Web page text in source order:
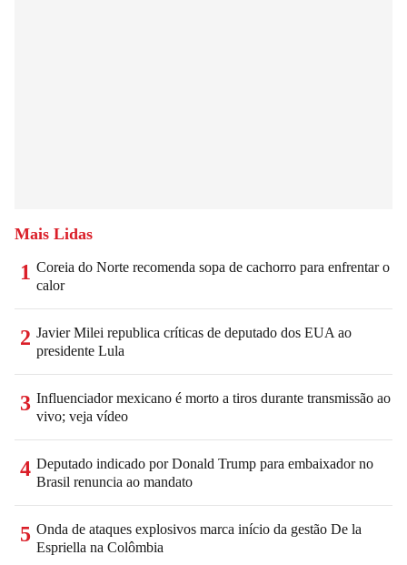
Mais Lidas
1 Coreia do Norte recomenda sopa de cachorro para enfrentar o
calor
2 Javier Milei republica críticas de deputado dos EUA ao
presidente Lula
3 Influenciador mexicano é morto a tiros durante transmissão ao
vivo; veja vídeo
4 Deputado indicado por Donald Trump para embaixador no
Brasil renuncia ao mandato
5 Onda de ataques explosivos marca início da gestão De la
Espriella na Colômbia